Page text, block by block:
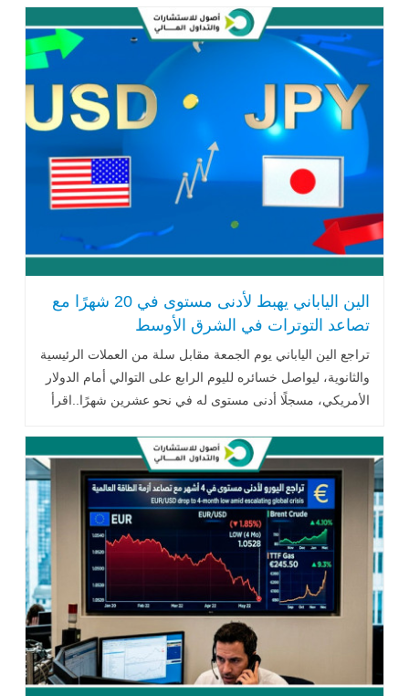
الين الياباني يهبط لأدنى مستوى في 20 شهرًا مع
تصاعد التوترات في الشرق الأوسط
تراجع الين الياباني يوم الجمعة مقابل سلة من العملات الرئيسية
والثانوية، ليواصل خسائره لليوم الرابع على التوالي أمام الدولار
الأمريكي، مسجلًا أدنى مستوى له في نحو عشرين شهرًا..اقرأ